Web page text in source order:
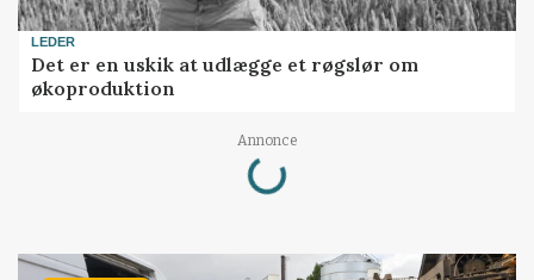
LEDER
Det er en uskik at udlægge et røgslør om
økoproduktion
Annonce
Loading...